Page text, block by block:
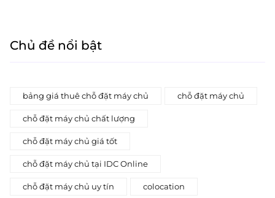
Chủ đề nổi bật
bảng giá thuê chỗ đặt máy chủ chỗ đặt máy chủ
chỗ đặt máy chủ chất lượng
chỗ đặt máy chủ giá tốt
chỗ đặt máy chủ tại IDC Online
chỗ đặt máy chủ uy tín colocation